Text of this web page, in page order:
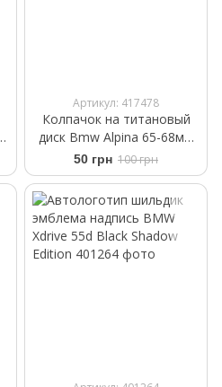
Артикул: 417478
Колпачок на титановый
диск Bmw Alpina 65-68мм
36136783536
50 грн 100 грн